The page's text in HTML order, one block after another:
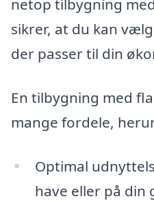
netop tilbygning
sikrer, at du kan
der passer til din
En tilbygning med
mange fordele,
Optimal
have eller på din